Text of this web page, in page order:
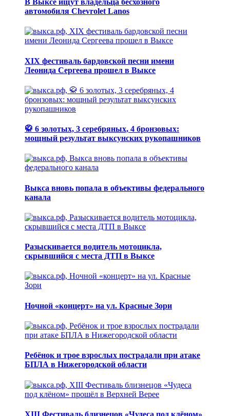
В Выксе ищут владельца бесхозного
автомобиля Chevrolet Lanos
XIX фестиваль бардовской песни имени
Леонида Сергеева прошел в Выксе
🥋 6 золотых, 3 серебряных, 4 бронзовых:
мощный результат выксунских рукопашников
Выкса вновь попала в объективы федерального
канала
Разыскивается водитель мотоцикла,
скрывшийся с места ДТП в Выксе
Ночной «концерт» на ул. Красные Зори
Ребёнок и трое взрослых пострадали при атаке
БПЛА в Нижегородской области
XIII Фестиваль близнецов «Чудеса под клёном»